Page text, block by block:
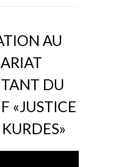
AU
DU
«JUSTICE